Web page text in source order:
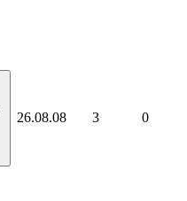
26.08.08 3 0